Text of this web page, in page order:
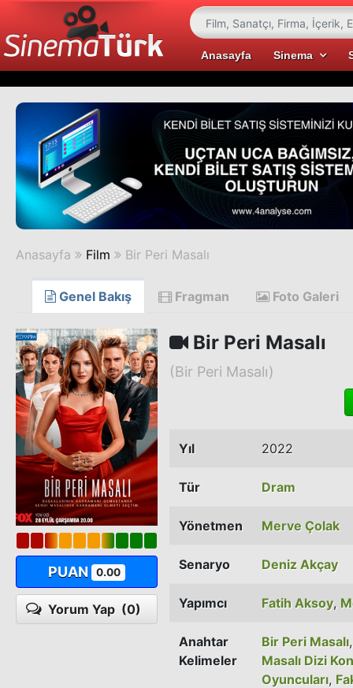
Anasayfa Sinema
Anasayfa Film Bir Peri Masalı
Genel Bakış Fragman Foto Galeri
PUAN 0.00
Yorum Yap (0)
Bir Peri Masalı
(Bir Peri Masalı)
Yıl 2022
Tür Dram
Yönetmen Merve Çolak
Senaryo Deniz Akçay
Yapımcı Fatih Aksoy,
Anahtar
Kelimeler
Bir Peri Masalı
Masalı Dizi
Oyuncuları,